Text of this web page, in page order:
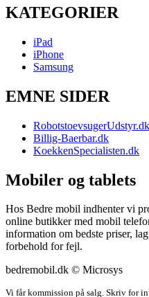
KATEGORIER
iPad
iPhone
Samsung
EMNE SIDER
RobotstoevsugerUdstyr.dk
Billig-Baerbar.dk
KoekkenSpecialisten.dk
Mobiler og tablets
Hos Bedre mobil indhenter vi
online butikker med mobil
information om bedste priser,
forbehold for fejl.
bedremobil.dk © Microsys
Vi får kommission på salg. Skriv for